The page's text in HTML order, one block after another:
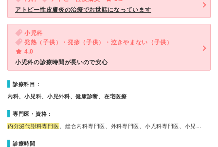
アトピー性皮膚炎の治療でお世話になっています
小児科
発熱（子供）・発疹（子供）・泣きやまない（子供）
4.0
小児科の診療時間が長いので安心
診療科目：
内科、小児科、小児外科、健康診断、在宅医療
専門医・資格：
内分泌代謝科専門医 、総合内科専門医、外科専門医、小児科専門医、小児…
診療時間